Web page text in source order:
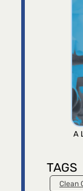
A
TAGS
Clean